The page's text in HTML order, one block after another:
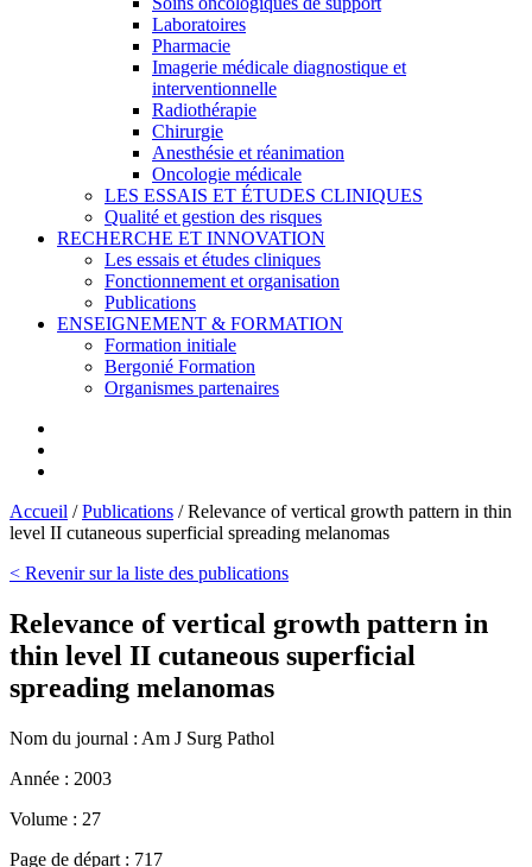
Laboratoires
Pharmacie
Imagerie médicale diagnostique et
interventionnelle
Radiothérapie
Chirurgie
Anesthésie et réanimation
Oncologie médicale
LES ESSAIS ET ÉTUDES CLINIQUES
Qualité et gestion des risques
RECHERCHE ET INNOVATION
Les essais et études cliniques
Fonctionnement et organisation
Publications
ENSEIGNEMENT & FORMATION
Formation initiale
Bergonié Formation
Organismes partenaires
Accueil /Publications /Relevance of vertical growth pattern in thin
level II cutaneous superficial spreading melanomas
< Revenir sur la liste des publications
Relevance of vertical growth pattern in
thin level II cutaneous superficial
spreading melanomas
Nom du journal : Am J Surg Pathol
Année : 2003
Volume : 27
Page de départ : 717